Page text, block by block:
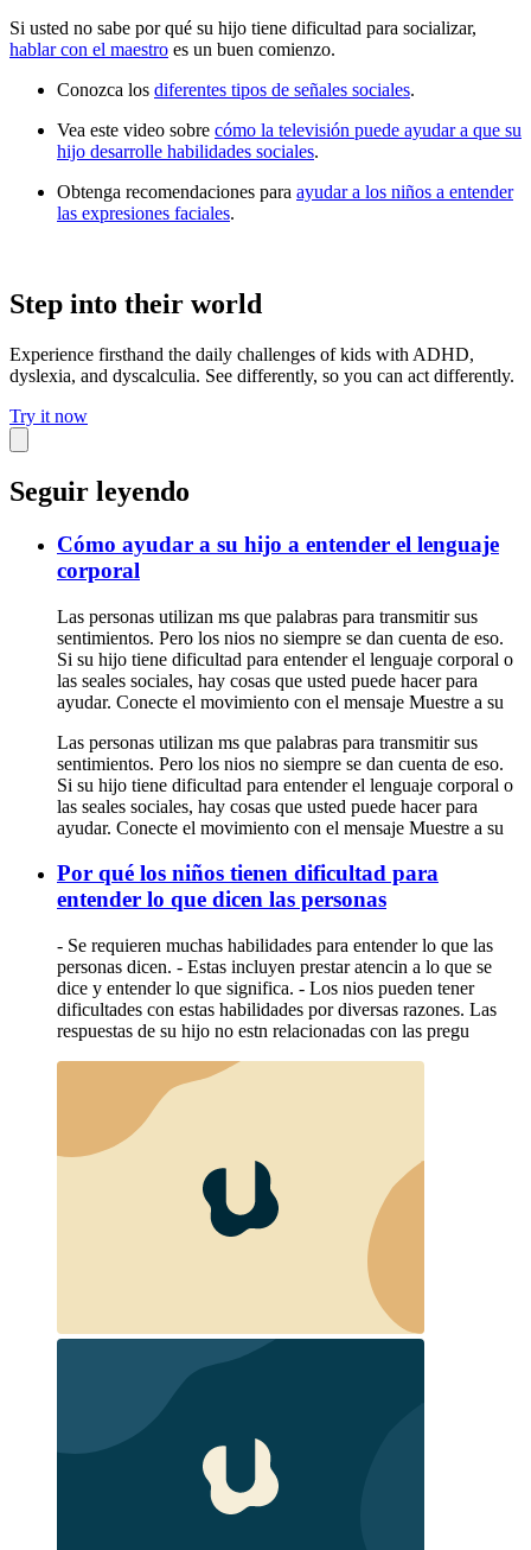
Si usted no sabe por qué su hijo tiene dificultad para socializar,
hablar con el maestro es un buen comienzo.
Conozca los diferentes tipos de señales sociales.
Vea este video sobre cómo la televisión puede ayudar a que su
hijo desarrolle habilidades sociales.
Obtenga recomendaciones para ayudar a los niños a entender
las expresiones faciales.
Step into their world
Experience firsthand the daily challenges of kids with ADHD,
dyslexia, and dyscalculia. See differently, so you can act differently.
Try it now
Seguir leyendo
Cómo ayudar a su hijo a entender el lenguaje
corporal
Las personas utilizan ms que palabras para transmitir sus
sentimientos. Pero los nios no siempre se dan cuenta de eso.
Si su hijo tiene dificultad para entender el lenguaje corporal o
las seales sociales, hay cosas que usted puede hacer para
ayudar. Conecte el movimiento con el mensaje Muestre a su
Las personas utilizan ms que palabras para transmitir sus
sentimientos. Pero los nios no siempre se dan cuenta de eso.
Si su hijo tiene dificultad para entender el lenguaje corporal o
las seales sociales, hay cosas que usted puede hacer para
ayudar. Conecte el movimiento con el mensaje Muestre a su
Por qué los niños tienen dificultad para
entender lo que dicen las personas
- Se requieren muchas habilidades para entender lo que las
personas dicen. - Estas incluyen prestar atencin a lo que se
dice y entender lo que significa. - Los nios pueden tener
dificultades con estas habilidades por diversas razones. Las
respuestas de su hijo no estn relacionadas con las pregu